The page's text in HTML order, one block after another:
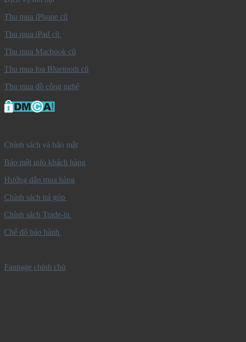
Thu mua iPhone cũ
Thu mua iPad cũ
Thu mua Macbook cũ
Thu mua loa Bluetooth cũ
Thu mua đồ công nghệ
Chính sách và bảo mật
Bảo mật info khách hàng
Hướng dẫn mua hàng
Chính sách trả góp
Chính sách Trade-in
Chế độ bảo hành
Fanpage chính chủ